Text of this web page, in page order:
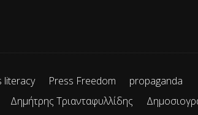
literacy Press Freedom
propaganda
Δημήτρης Τριανταφυλλίδης